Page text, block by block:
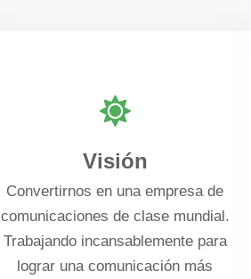
Visión
Convertirnos en una empresa de
comunicaciones de clase mundial.
Trabajando incansablemente para
lograr una comunicación más